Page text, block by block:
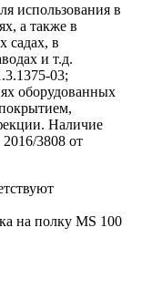
использования в
а также в
садах, в
и т.д.
03;
оборудованных
Наличие
3808 от
на полку MS 100